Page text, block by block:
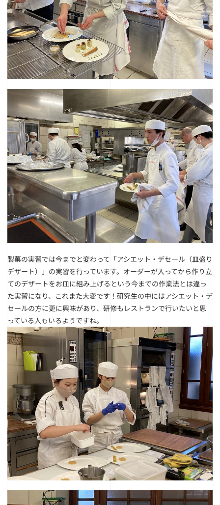
製菓の実習では今までと変わって「アシエット・デセール（皿盛り
デザート）」の実習を行っています。オーダーが入ってから作り立
てのデザートをお皿に組み上げるという今までの作業法とは違っ
た実習になり、これまた大変です！研究生の中にはアシエット・デ
セールの方に更に興味があり、研修もレストランで行いたいと思
っている人もいるようですね。